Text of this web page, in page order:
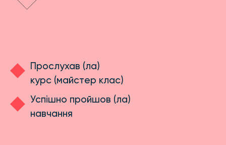
Прослухав (ла)
курс (майстер клас)
Успішно пройшов (ла)
навчання